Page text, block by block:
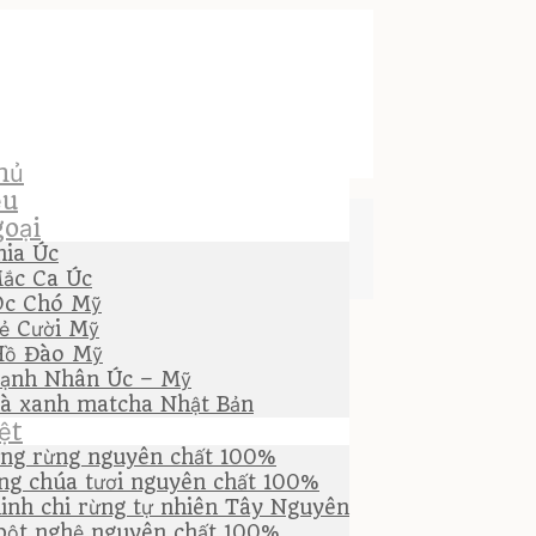
Úc
Ca Úc
Chó Mỹ
Cười Mỹ
Đào Mỹ
Nhân Úc – Mỹ
xanh matcha Nhật Bản
rừng nguyên chất 100%
chúa tươi nguyên chất 100%
chi rừng tự nhiên Tây Nguyên